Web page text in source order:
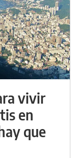
vivir
en
que